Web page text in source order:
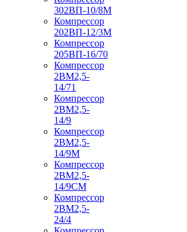
302ВП-10/8М
Компрессор
202ВП-12/3М
Компрессор
205ВП-16/70
Компрессор
2ВМ2,5-
14/71
Компрессор
2ВМ2,5-
14/9
Компрессор
2ВМ2,5-
14/9М
Компрессор
2ВМ2,5-
14/9СМ
Компрессор
2ВМ2,5-
24/4